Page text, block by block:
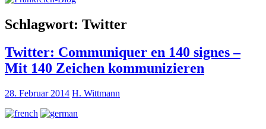
Schlagwort: Twitter
Twitter: Communiquer en 140 signes –
Mit 140 Zeichen kommunizieren
28. Februar 2014 H. Wittmann